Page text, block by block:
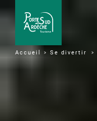
Accueil Se divertir